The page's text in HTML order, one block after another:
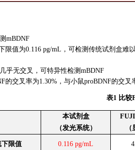
mBDNF
值为0.116 pg/mL，可检测传统试剂盒难
乎无交叉，可特异性检测mBDNF
的交叉率为1.30%，与小鼠proBDNF的交叉
表1 比
本试剂盒
（发光系统）
限值 0.116 pg/mL